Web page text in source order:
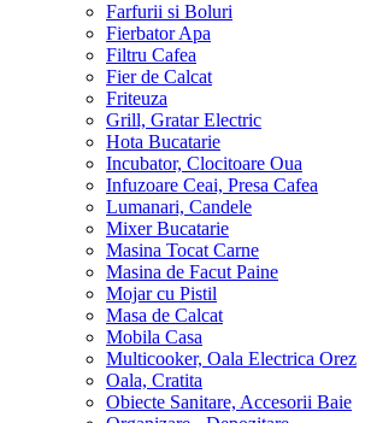
Farfurii si Boluri
Fierbator Apa
Filtru Cafea
Fier de Calcat
Friteuza
Grill, Gratar Electric
Hota Bucatarie
Incubator, Clocitoare Oua
Infuzoare Ceai, Presa Cafea
Lumanari, Candele
Mixer Bucatarie
Masina Tocat Carne
Masina de Facut Paine
Mojar cu Pistil
Masa de Calcat
Mobila Casa
Multicooker, Oala Electrica Orez
Oala, Cratita
Obiecte Sanitare, Accesorii Baie